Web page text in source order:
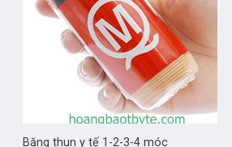
Băng thun y tế 1-2-3-4 móc